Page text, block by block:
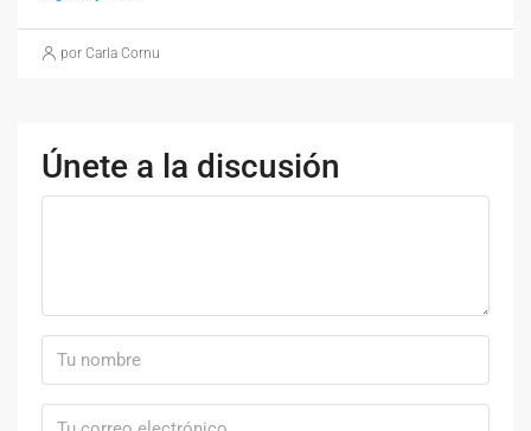
por Carla Cornu
Únete a la discusión